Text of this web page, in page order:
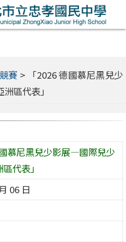
賽 >
「2026 德國慕尼黑兒少
區代表」
國慕尼黑兒少影展—國際兒少
代表」
06 日